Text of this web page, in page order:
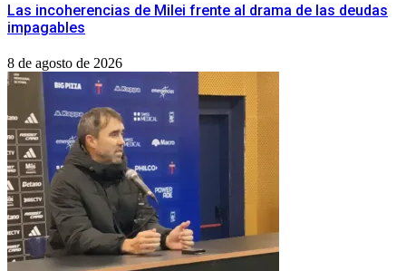
Las incoherencias de Milei frente al drama de las deudas
impagables
8 de agosto de 2026